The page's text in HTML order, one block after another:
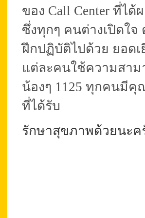
ของ Call Center ที่ได้
ซึ่งทุกๆ คนต่างเปิดใจ
ฝึกปฏิบัติไปด้วย ยอดเ
แต่ละคนใช้ความสาม
น้องๆ 1125 ทุกคนมีคุ
ที่ได้รับ
รักษาสุขภาพด้วยนะ